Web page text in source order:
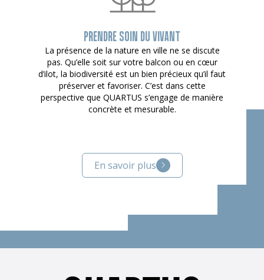
PRENDRE SOIN DU VIVANT
La présence de la nature en ville ne se discute
pas. Qu’elle soit sur votre balcon ou en cœur
d’ilot, la biodiversité est un bien précieux qu’il faut
préserver et favoriser. C’est dans cette
perspective que QUARTUS s’engage de manière
concrète et mesurable.
En savoir plus